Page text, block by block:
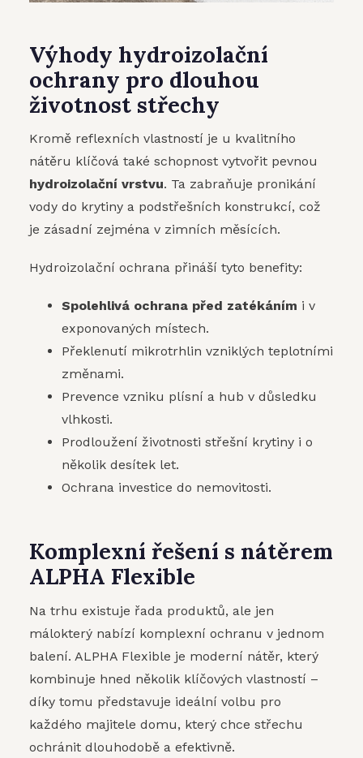
Výhody hydroizolační
ochrany pro dlouhou
životnost střechy
Kromě reflexních vlastností je u kvalitního
nátěru klíčová také schopnost vytvořit pevnou
hydroizolační vrstvu. Ta zabraňuje pronikání
vody do krytiny a podstřešních konstrukcí, což
je zásadní zejména v zimních měsících.
Hydroizolační ochrana přináší tyto benefity:
Spolehlivá ochrana před zatékáním i v
exponovaných místech.
Překlenutí mikrotrhlin vzniklých teplotními
změnami.
Prevence vzniku plísní a hub v důsledku
vlhkosti.
Prodloužení životnosti střešní krytiny i o
několik desítek let.
Ochrana investice do nemovitosti.
Komplexní řešení s nátěrem
ALPHA Flexible
Na trhu existuje řada produktů, ale jen
málokterý nabízí komplexní ochranu v jednom
balení. ALPHA Flexible je moderní nátěr, který
kombinuje hned několik klíčových vlastností –
díky tomu představuje ideální volbu pro
každého majitele domu, který chce střechu
ochránit dlouhodobě a efektivně.